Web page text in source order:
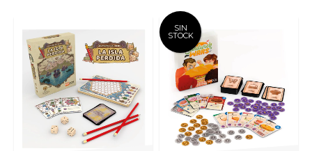
SIN
STOCK